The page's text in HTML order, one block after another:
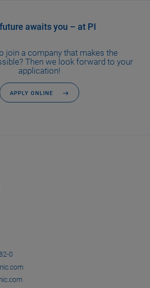
awaits you – at PI
join a company that makes the
Then we look forward to your
application!
APPLY ONLINE
0